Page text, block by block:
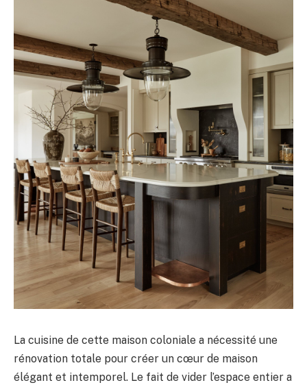
La cuisine de cette maison coloniale a nécessité une
rénovation totale pour créer un cœur de maison
élégant et intemporel. Le fait de vider l’espace entier a